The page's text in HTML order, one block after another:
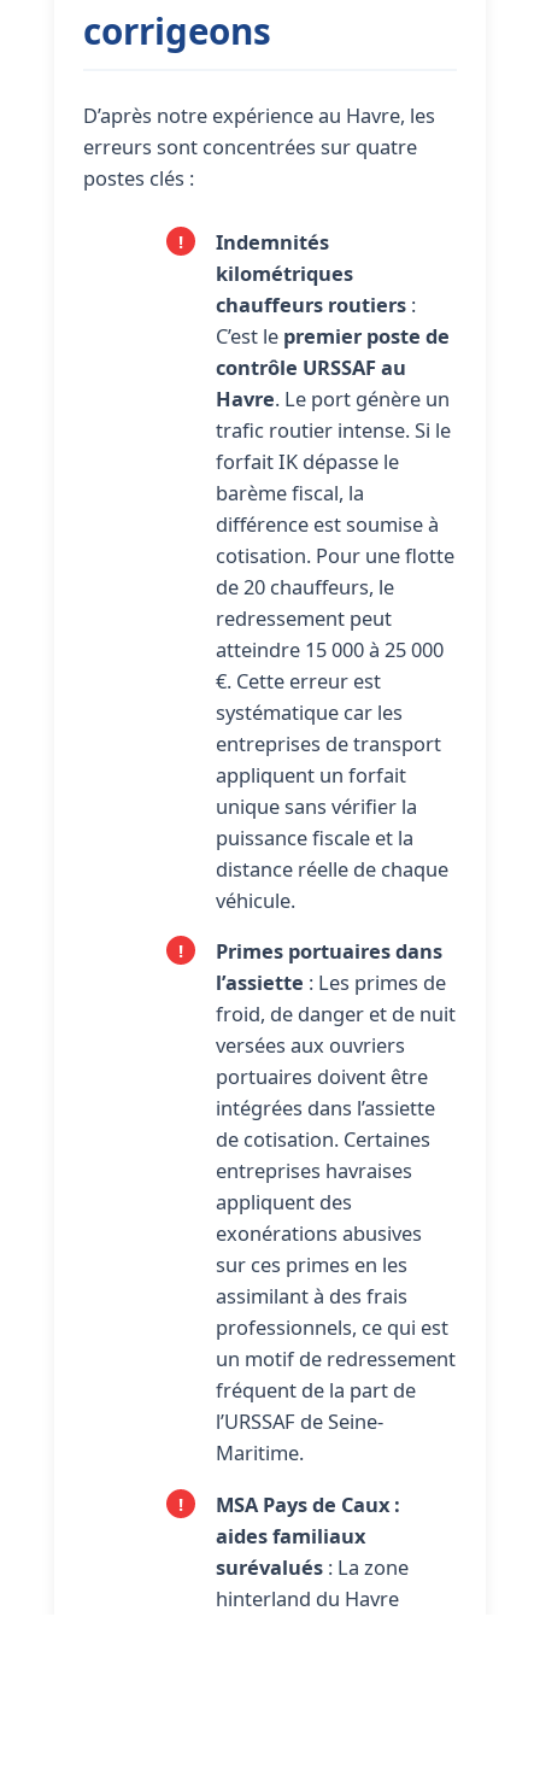
corrigeons
D’après notre expérience au Havre, les
erreurs sont concentrées sur quatre
postes clés :
Indemnités
kilométriques
chauffeurs routiers :
C’est le premier poste de
contrôle URSSAF au
Havre. Le port génère un
trafic routier intense. Si le
forfait IK dépasse le
barème fiscal, la
différence est soumise à
cotisation. Pour une flotte
de 20 chauffeurs, le
redressement peut
atteindre 15 000 à 25 000
€. Cette erreur est
systématique car les
entreprises de transport
appliquent un forfait
unique sans vérifier la
puissance fiscale et la
distance réelle de chaque
véhicule.
Primes portuaires dans
l’assiette : Les primes de
froid, de danger et de nuit
versées aux ouvriers
portuaires doivent être
intégrées dans l’assiette
de cotisation. Certaines
entreprises havraises
appliquent des
exonérations abusives
sur ces primes en les
assimilant à des frais
professionnels, ce qui est
un motif de redressement
fréquent de la part de
l’URSSAF de Seine-
Maritime.
MSA Pays de Caux :
aides familiaux
surévalués : La zone
hinterland du Havre